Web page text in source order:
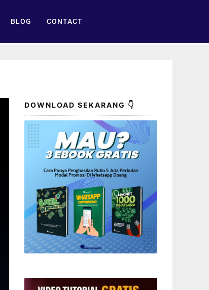
BLOG CONTACT
DOWNLOAD SEKARANG 👇